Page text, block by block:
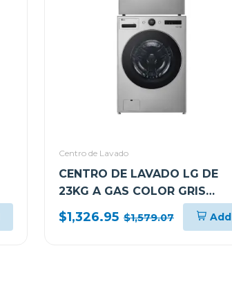
Centro de Lavado
CENTRO DE LAVADO LG DE
23KG A GAS COLOR GRIS
WM23VFXS6/DF74VFXS6B
$1,326.95 $1,579.07 Add